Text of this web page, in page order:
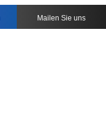
Mailen Sie uns